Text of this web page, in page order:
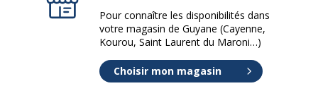
Pour connaître les disponibilités dans
votre magasin de Guyane (Cayenne,
Kourou, Saint Laurent du Maroni…)
Choisir mon magasin